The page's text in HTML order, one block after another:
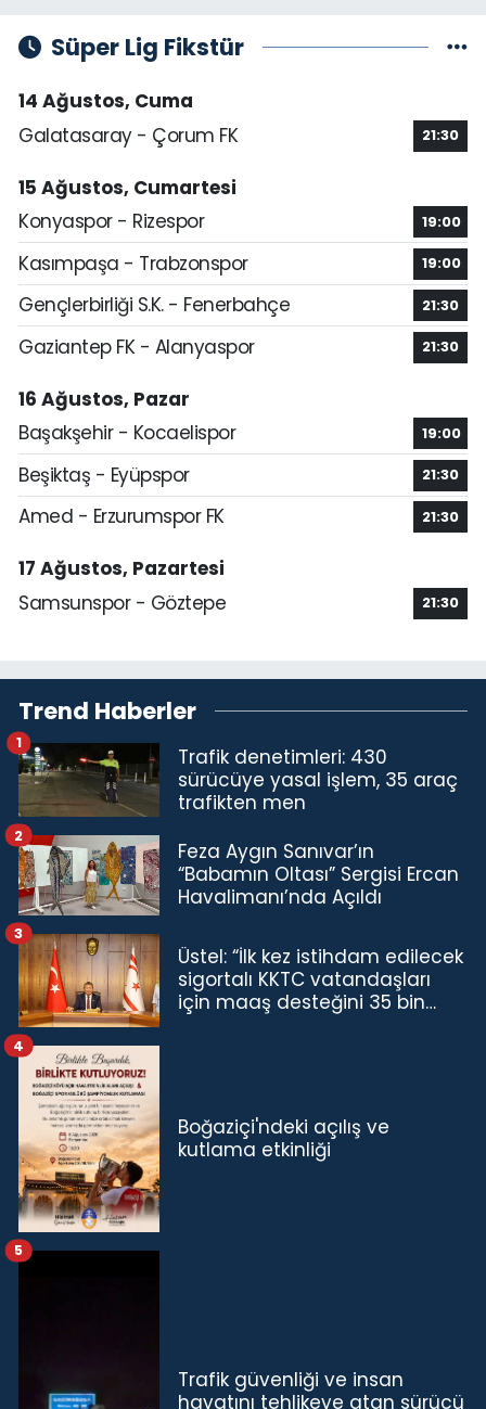
Süper Lig Fikstür
14 Ağustos, Cuma
Galatasaray - Çorum FK
21:30
15 Ağustos, Cumartesi
Konyaspor - Rizespor
19:00
Kasımpaşa - Trabzonspor 19:00
Gençlerbirliği S.K. - Fenerbahçe 21:30
Gaziantep FK - Alanyaspor 21:30
16 Ağustos, Pazar
Başakşehir - Kocaelispor
19:00
Beşiktaş - Eyüpspor 21:30
Amed - Erzurumspor FK 21:30
17 Ağustos, Pazartesi
Samsunspor - Göztepe
21:30
Trend Haberler
Trafik denetimleri: 430
sürücüye yasal işlem, 35 araç
trafikten men
1
Feza Aygın Sanıvar’ın
“Babamın Oltası” Sergisi Ercan
Havalimanı’nda Açıldı
2
Üstel: “İlk kez istihdam edilecek
sigortalı KKTC vatandaşları
için maaş desteğini 35 bin
3
Boğaziçi'ndeki açılış ve
kutlama etkinliği
4
Trafik güvenliği ve insan
hayatını tehlikeye atan sürücü
5